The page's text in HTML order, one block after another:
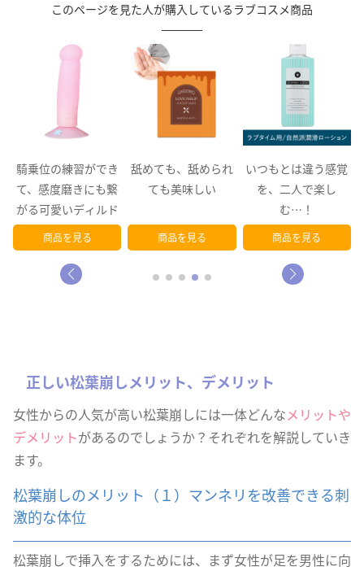
このページを見た人が購入しているラブコスメ商品
き
繋
ド
舐めても、舐められ
ても美味しい
商品を見る
いつもとは違う感覚
を、二人で楽し
商品を見る
ローションのお風
で楽しく混浴♪触れ
だけでカイカン…
ンネリ予防…
商品を見る
正しい松葉崩しメリット、デメリット
女性からの人気が高い松葉崩しには一体どんなメリットや
デメリットがあるのでしょうか？それぞれを解説していき
ます。
松葉崩しのメリット（１）マンネリを改善できる刺
激的な体位
松葉崩しで挿入をするためには、まず女性が足を男性に向